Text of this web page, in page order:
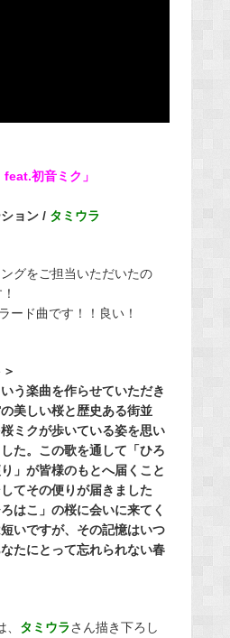
初音ミク」
ョン / タミウラ
グをご担当いただいたの
ード曲です！！良い！
う楽曲を作らせていただき
美しい桜と歴史ある街並
ミクが歩いている姿を思い
た。この歌を通して「ひろ
」が皆様のもとへ届くこと
てその便りが届きました
はこ」の桜に会いに来てく
いですが、その記憶はいつ
たにとって忘れられない春
タミウラさん描き下ろし